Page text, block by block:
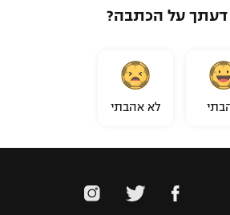
על הכתבה?
לא אהבתי